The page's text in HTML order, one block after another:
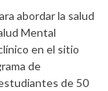
abordar la salud
Mental
en el sitio
de
de 50